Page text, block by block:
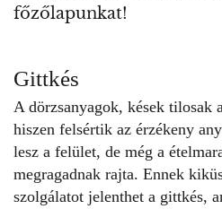
főzőlapunkat!
Gittkés
A dörzsanyagok, kések tilosak
hiszen felsértik az érzékeny
lesz a felület, de még a
megragadnak rajta. Ennek
szolgálatot jelenthet a gittkés,